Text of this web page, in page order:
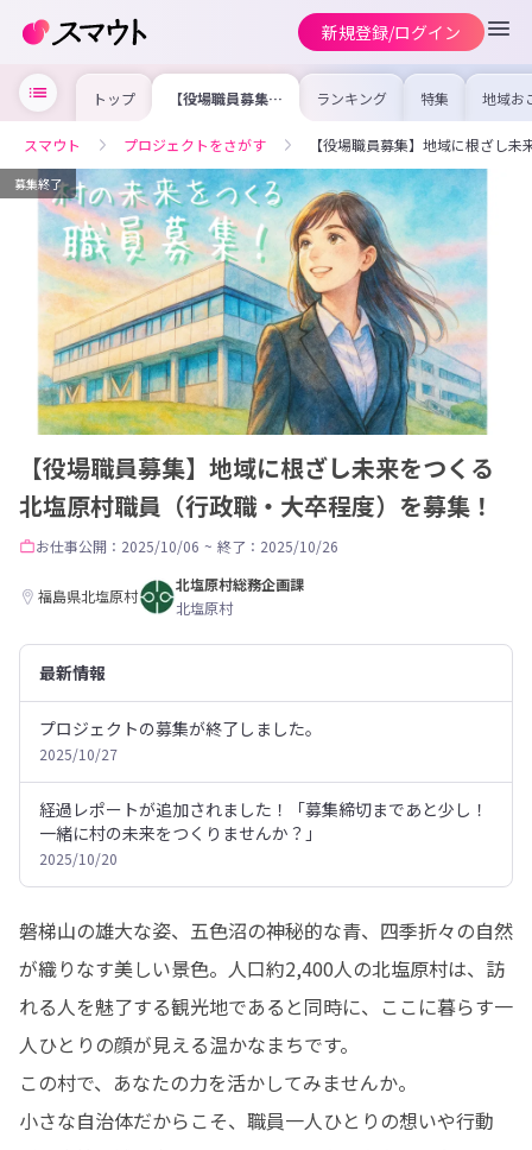
新規登録/ログイン
トップ 【役場職員募集】
地域に根ざし未来
職員（行政職・大
卒程度）を募集！
ランキング 特集 地域お
の求
を集め
事内容
を比較
合った
けよう
スマウト プロジェクトをさがす 【役場職員募集】地域に根ざし
募集終了
【役場職員募集】地域に根ざし未来をつくる
北塩原村職員（行政職・大卒程度）を募集！
お仕事公開：2025/10/06 ~ 終了：2025/10/26
福島県北塩原村
北塩原村総務企画課
北塩原村
最新情報
プロジェクトの募集が終了しました。
2025/10/27
経過レポートが追加されました！「募集締切まであと少し！
一緒に村の未来をつくりませんか？」
2025/10/20
磐梯山の雄大な姿、五色沼の神秘的な青、四季折々の自然
が織りなす美しい景色。人口約2,400人の北塩原村は、訪
れる人を魅了する観光地であると同時に、ここに暮らす一
人ひとりの顔が見える温かなまちです。
この村で、あなたの力を活かしてみませんか。
小さな自治体だからこそ、職員一人ひとりの想いや行動